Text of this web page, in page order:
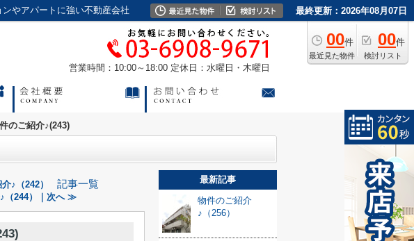
やアパートに強い不動産会社 最終更新：2026年08月07日
00件
最近見た物件
00件
検討リスト
営業時間：10:00～18:00 定休日：水曜日・木曜日
のご紹介♪(243)
♪（242） 記事一覧
（244）｜次へ ≫
最新記事
物件のご紹介
♪（256）